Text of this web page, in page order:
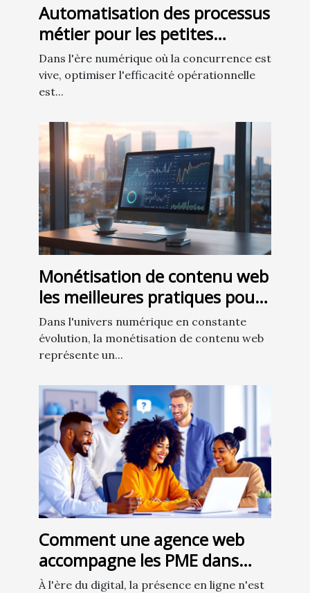
Automatisation des processus
métier pour les petites
entreprises en ligne outils et
conseils pratiques
Dans l'ère numérique où la concurrence est
vive, optimiser l'efficacité opérationnelle
est...
Monétisation de contenu web
les meilleures pratiques pour
augmenter vos revenus
Dans l'univers numérique en constante
évolution, la monétisation de contenu web
représente un...
Comment une agence web
accompagne les PME dans
leur transition numérique
À l'ère du digital, la présence en ligne n'est